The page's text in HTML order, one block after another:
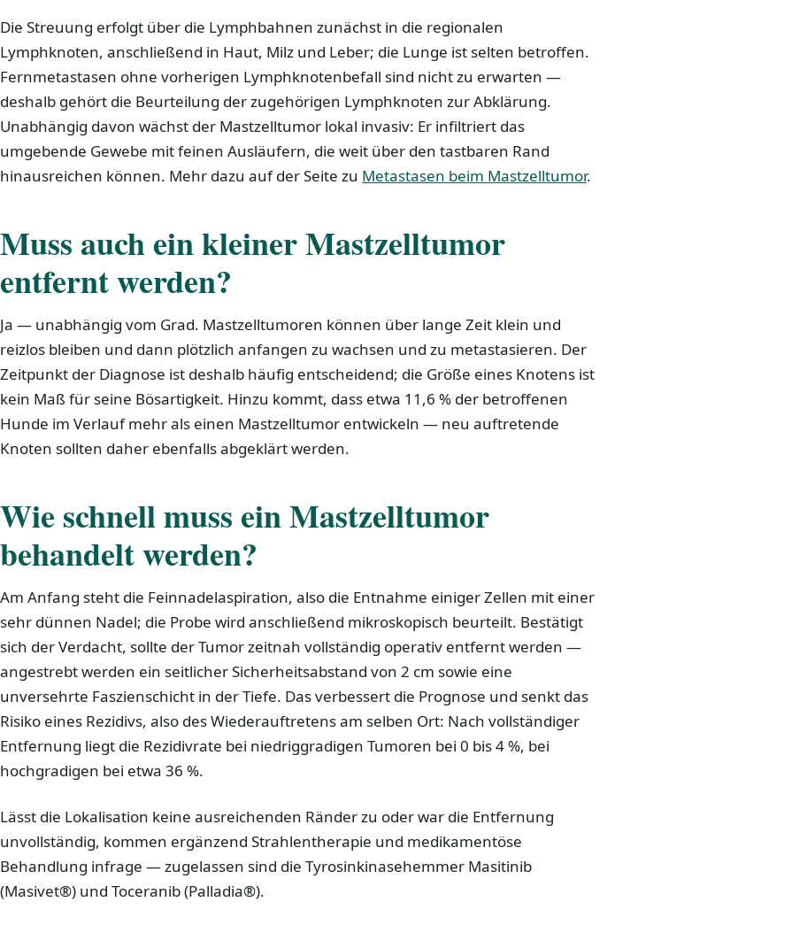
Die Streuung erfolgt über die Lymphbahnen zunächst in die regionalen
Lymphknoten, anschließend in Haut, Milz und Leber; die Lunge ist selten betroffen.
Fernmetastasen ohne vorherigen Lymphknotenbefall sind nicht zu erwarten —
deshalb gehört die Beurteilung der zugehörigen Lymphknoten zur Abklärung.
Unabhängig davon wächst der Mastzelltumor lokal invasiv: Er infiltriert das
umgebende Gewebe mit feinen Ausläufern, die weit über den tastbaren Rand
hinausreichen können. Mehr dazu auf der Seite zu Metastasen beim Mastzelltumor.
Muss auch ein kleiner Mastzelltumor
entfernt werden?
Ja — unabhängig vom Grad. Mastzelltumoren können über lange Zeit klein und
reizlos bleiben und dann plötzlich anfangen zu wachsen und zu metastasieren. Der
Zeitpunkt der Diagnose ist deshalb häufig entscheidend; die Größe eines Knotens ist
kein Maß für seine Bösartigkeit. Hinzu kommt, dass etwa 11,6 % der betroffenen
Hunde im Verlauf mehr als einen Mastzelltumor entwickeln — neu auftretende
Knoten sollten daher ebenfalls abgeklärt werden.
Wie schnell muss ein Mastzelltumor
behandelt werden?
Am Anfang steht die Feinnadelaspiration, also die Entnahme einiger Zellen mit einer
sehr dünnen Nadel; die Probe wird anschließend mikroskopisch beurteilt. Bestätigt
sich der Verdacht, sollte der Tumor zeitnah vollständig operativ entfernt werden —
angestrebt werden ein seitlicher Sicherheitsabstand von 2 cm sowie eine
unversehrte Faszienschicht in der Tiefe. Das verbessert die Prognose und senkt das
Risiko eines Rezidivs, also des Wiederauftretens am selben Ort: Nach vollständiger
Entfernung liegt die Rezidivrate bei niedriggradigen Tumoren bei 0 bis 4 %, bei
hochgradigen bei etwa 36 %.
Lässt die Lokalisation keine ausreichenden Ränder zu oder war die Entfernung
unvollständig, kommen ergänzend Strahlentherapie und medikamentöse
Behandlung infrage — zugelassen sind die Tyrosinkinasehemmer Masitinib
(Masivet®) und Toceranib (Palladia®).